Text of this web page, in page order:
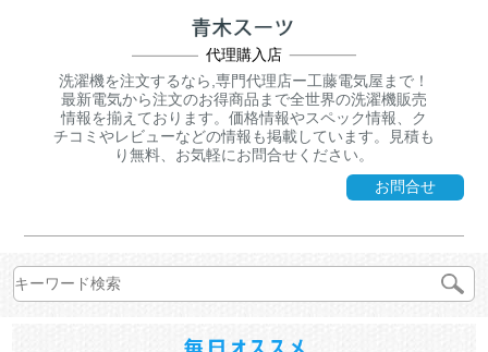
代理購入店
洗濯機を注文するなら,専門代理店ー工藤電気屋まで！
最新電気から注文のお得商品まで全世界の洗濯機販売
情報を揃えております。価格情報やスペック情報、ク
チコミやレビューなどの情報も掲載しています。見積も
り無料、お気軽にお問合せください。
お問合せ